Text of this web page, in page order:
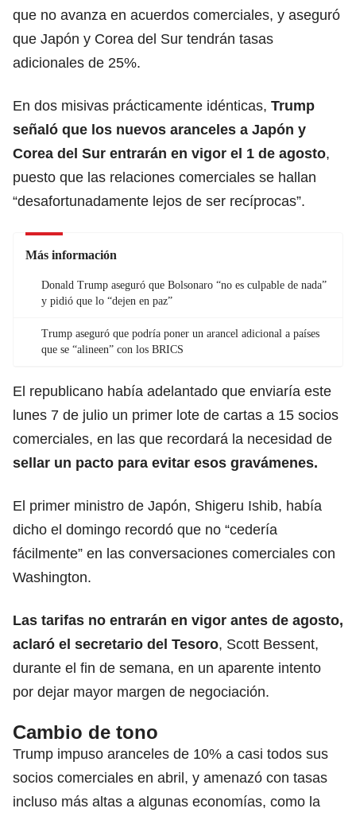
que no avanza en acuerdos comerciales, y aseguró
que Japón y Corea del Sur tendrán tasas
adicionales de 25%.
En dos misivas prácticamente idénticas, Trump
señaló que los nuevos aranceles a Japón y
Corea del Sur entrarán en vigor el 1 de agosto,
puesto que las relaciones comerciales se hallan
“desafortunadamente lejos de ser recíprocas”.
Más información
Donald Trump aseguró que Bolsonaro “no es culpable de nada”
y pidió que lo “dejen en paz”
Trump aseguró que podría poner un arancel adicional a países
que se “alineen” con los BRICS
El republicano había adelantado que enviaría este
lunes 7 de julio un primer lote de cartas a 15 socios
comerciales, en las que recordará la necesidad de
sellar un pacto para evitar esos gravámenes.
El primer ministro de Japón, Shigeru Ishib, había
dicho el domingo recordó que no “cedería
fácilmente” en las conversaciones comerciales con
Washington.
Las tarifas no entrarán en vigor antes de agosto,
aclaró el secretario del Tesoro, Scott Bessent,
durante el fin de semana, en un aparente intento
por dejar mayor margen de negociación.
Cambio de tono
Trump impuso aranceles de 10% a casi todos sus
socios comerciales en abril, y amenazó con tasas
incluso más altas a algunas economías, como la